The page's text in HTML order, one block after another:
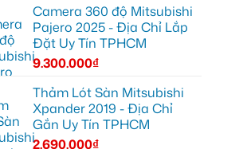
Camera 360 độ Mitsubishi
Pajero 2025 - Địa Chỉ Lắp
Đặt Uy Tín TPHCM
9.300.000₫
Thảm Lót Sàn Mitsubishi
Xpander 2019 - Địa Chỉ
Gắn Uy Tín TPHCM
2.690.000₫